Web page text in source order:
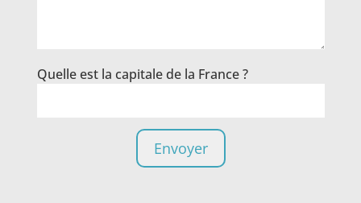
Quelle est la capitale de la France ?